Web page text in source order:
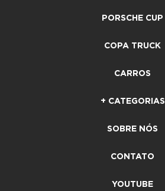
PORSCHE CUP
COPA TRUCK
CARROS
+ CATEGORIAS
SOBRE NÓS
CONTATO
YOUTUBE